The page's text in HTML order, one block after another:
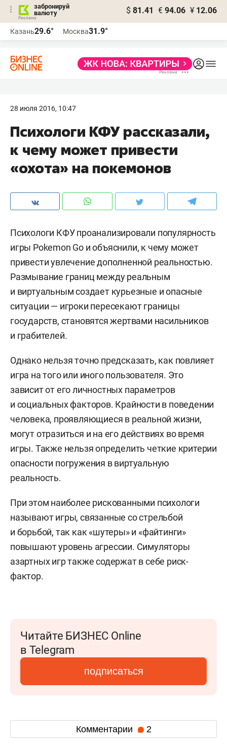
забронируй
валюту
$ 81.41 € 94.06 ¥ 12.06
Казань29.6° Москва31.9°
28 июля 2016, 10:47
Психологи КФУ рассказали,
к чему может привести
«охота» на покемонов
Психологи КФУ проанализировали популярность
игры Pokemon Go и объяснили, к чему может
привести увлечение дополненной реальностью.
Размывание границ между реальным
и виртуальным создает курьезные и опасные
ситуации — игроки пересекают границы
государств, становятся жертвами насильников
и грабителей.
Однако нельзя точно предсказать, как повлияет
игра на того или иного пользователя. Это
зависит от его личностных параметров
и социальных факторов. Крайности в поведении
человека, проявляющиеся в реальной жизни,
могут отразиться и на его действиях во время
игры. Также нельзя определить четкие критерии
опасности погружения в виртуальную
реальность.
При этом наиболее рискованными психологи
называют игры, связанные со стрельбой
и борьбой, так как «шутеры» и «файтинги»
повышают уровень агрессии. Симуляторы
азартных игр также содержат в себе риск-
фактор.
Читайте БИЗНЕС Online
в Telegram
подписаться
Комментарии 2